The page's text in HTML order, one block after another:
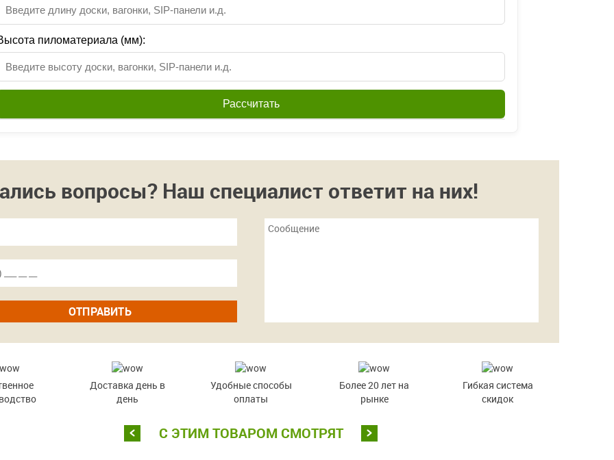
пиломатериала (мм):
Рассчитать
вопросы? Наш специалист ответит на них!
ОТПРАВИТЬ
Доставка день в
день
Удобные способы
оплаты
Более 20 лет на
рынке
Гибкая система
скидок
С ЭТИМ ТОВАРОМ СМОТРЯТ